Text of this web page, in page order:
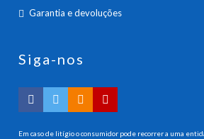
Garantia e devoluções
Siga-nos
Em caso de litígio o consumidor pode recorrer a uma